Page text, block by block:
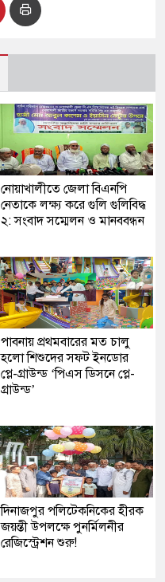
নোয়াখালীতে জেলা বিএনপি
নেতাকে লক্ষ্য করে গুলি গুলিবিদ্ধ
২: সংবাদ সম্মেলন ও মানববন্ধন
পাবনায় প্রথমবারের মত চালু
হলো শিশুদের সফট ইনডোর
প্লে-গ্রাউন্ড ‘পিএস ডিসনে প্লে-
গ্রাউন্ড’
দিনাজপুর পলিটেকনিকের হীরক
জয়ন্তী উপলক্ষে পুনর্মিলনীর
রেজিস্ট্রেশন শুরু!